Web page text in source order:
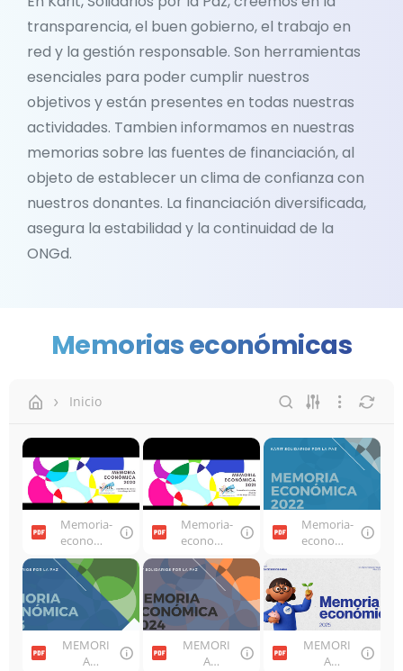
transparencia, el buen gobierno, el trabajo en
red y la gestión responsable. Son herramientas
esenciales para poder cumplir nuestros
objetivos y están presentes en todas nuestras
actividades. Tambien informamos en nuestras
memorias sobre las fuentes de financiación, al
objeto de establecer un clima de confianza con
nuestros donantes. La financiación diversificada,
asegura la estabilidad y la continuidad de la
ONGd.
Memorias económicas
Inicio
Memoria-
economic
a-2020-
asamblea
-
2021red.p
Memoria-
economic
a-2021-
asamblea
-2022-
red.pdf
Memoria-
economic
a-2022-
2023red.p
df
MEMORI
A
MEMORI
A
MEMORI
A